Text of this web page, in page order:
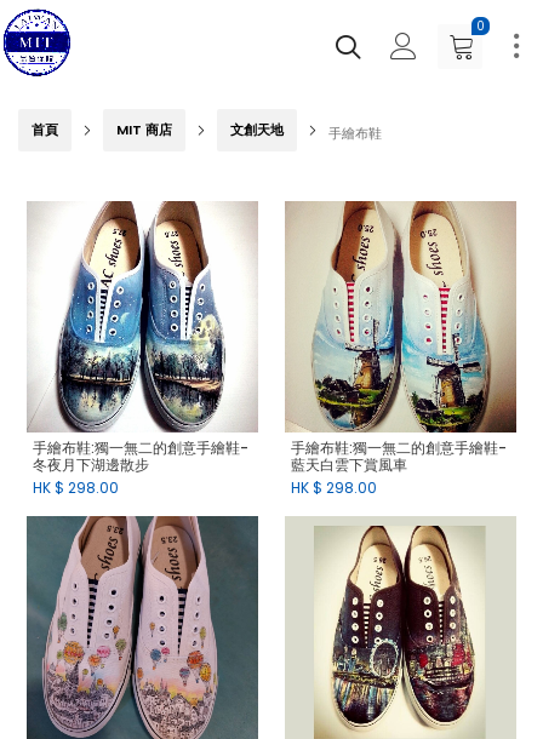
0
首頁 MIT 商店 文創天地 手繪布鞋
手繪布鞋:獨一無二的創意手繪鞋-
冬夜月下湖邊散步
HK $ 298.00
手繪布鞋:獨一無二的創意手繪鞋-
藍天白雲下賞風車
HK $ 298.00